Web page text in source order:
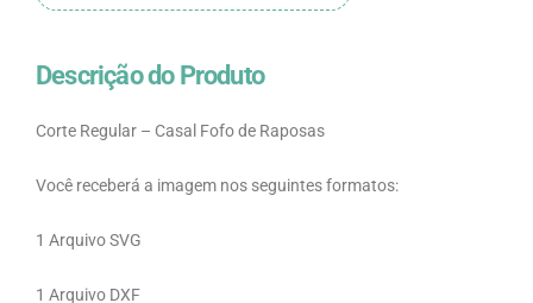
Descrição do Produto
Corte Regular – Casal Fofo de Raposas
Você receberá a imagem nos seguintes formatos:
1 Arquivo SVG
1 Arquivo DXF